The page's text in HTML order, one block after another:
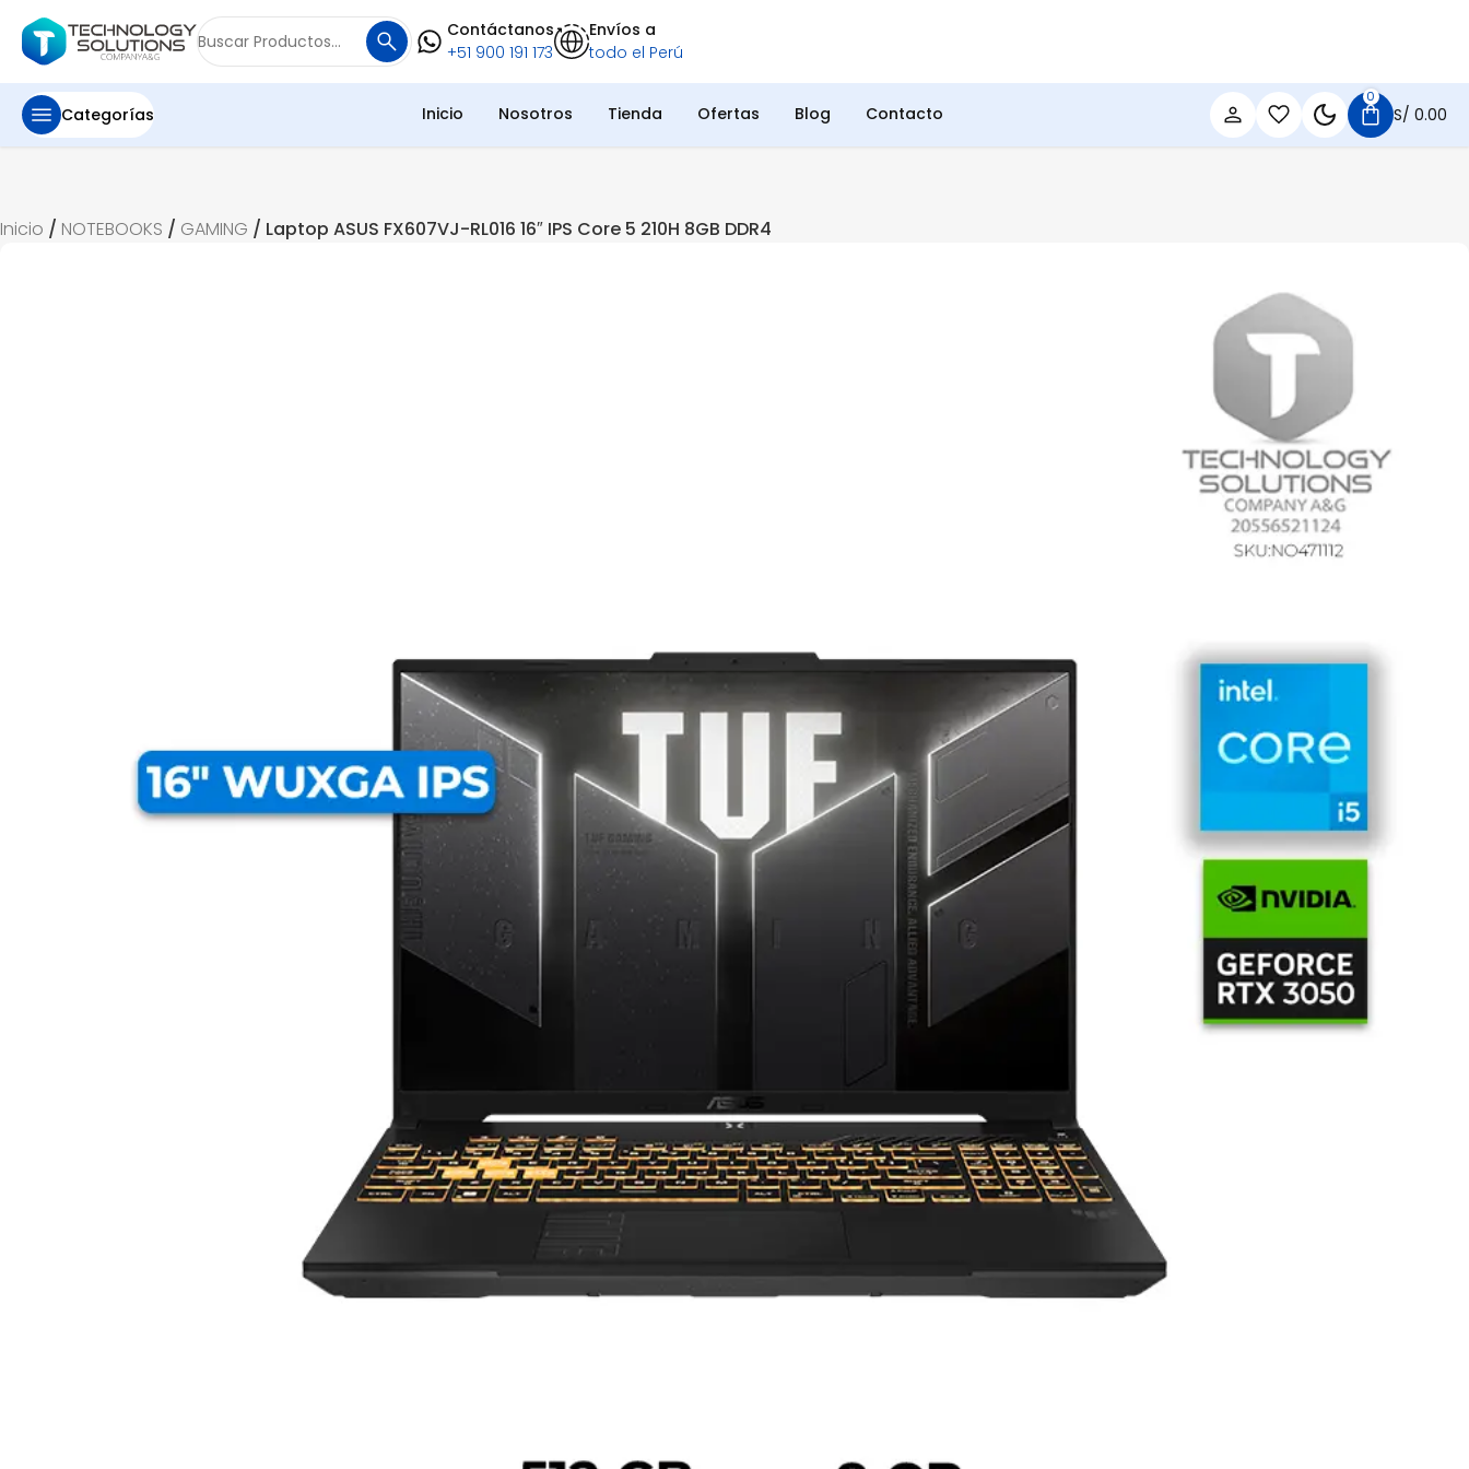
Buscar
por:
Contáctanos
+51 900 191 173
Envíos a
todo el Perú
Categorías Inicio Nosotros Tienda Ofertas Blog Contacto
0
S/ 0.00
Inicio / NOTEBOOKS / GAMING / Laptop ASUS FX607VJ-RL016 16″ IPS Core 5 210H 8GB DDR4